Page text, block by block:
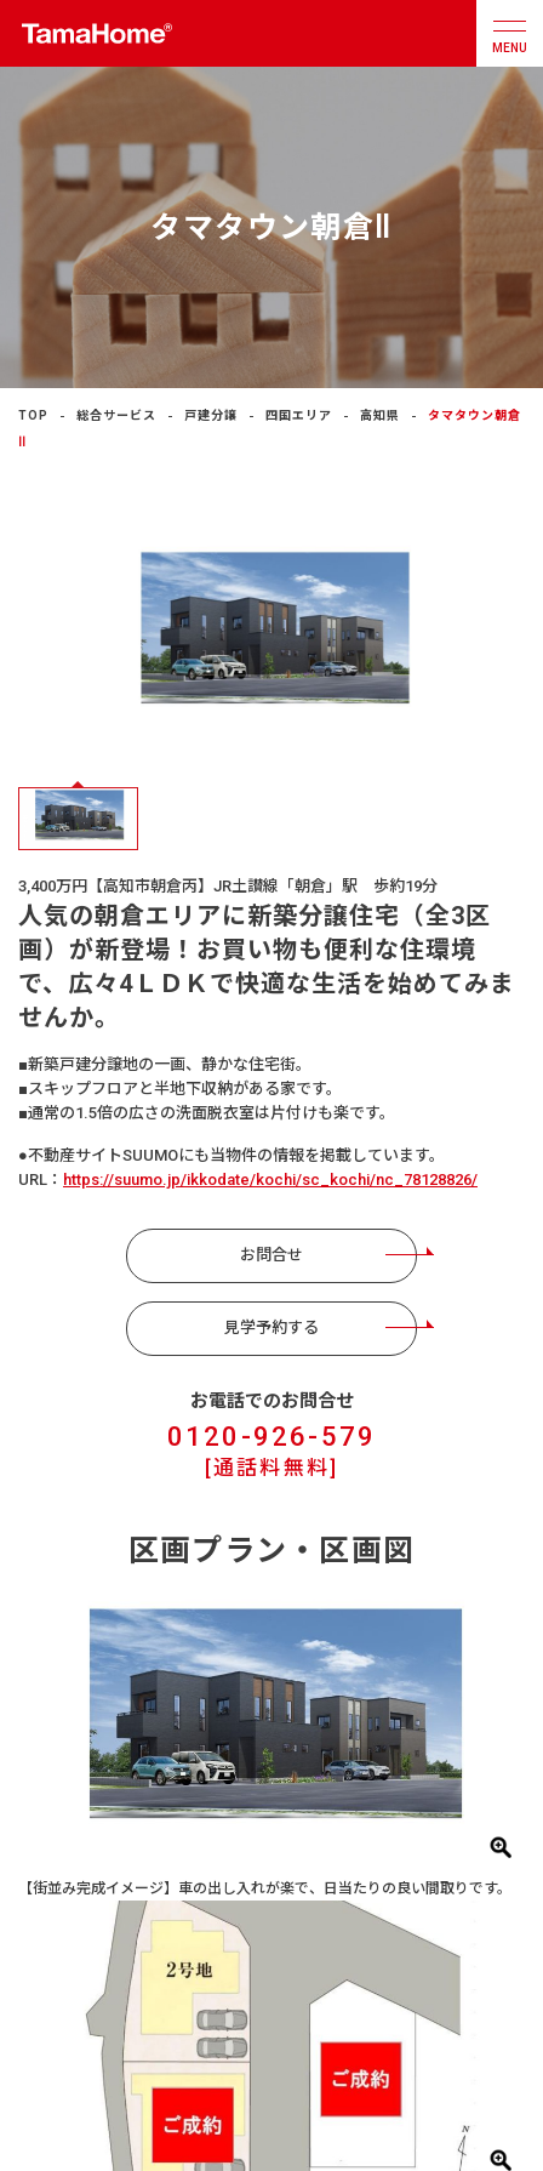
お問合せ
注文住宅
戸建分譲 住宅
リフォーム
生活サービス・その他
IR情報
MENU
タマタウン朝倉Ⅱ
TOP 総合サービス 戸建分譲 四国エリア 高知県
タマタウン朝倉
3,400万円【高知市朝倉丙】JR土讃線「朝倉」駅 歩約19分
人気の朝倉エリアに新築分譲住宅（全3区
画）が新登場！お買い物も便利な住環境
で、広々4ＬＤＫで快適な生活を始めてみま
せんか。
■新築戸建分譲地の一画、静かな住宅街。
■スキップフロアと半地下収納がある家です。
■通常の1.5倍の広さの洗面脱衣室は片付けも楽です。
●不動産サイトSUUMOにも当物件の情報を掲載しています。
URL： https://suumo.jp/ikkodate/kochi/sc_kochi/nc_78128826/
お問合せ
見学予約する
お電話でのお問合せ
0120-926-579
[通話料無料]
区画プラン・区画図
【街並み完成イメージ】車の出し入れが楽で、日当たりの良い間取りです。